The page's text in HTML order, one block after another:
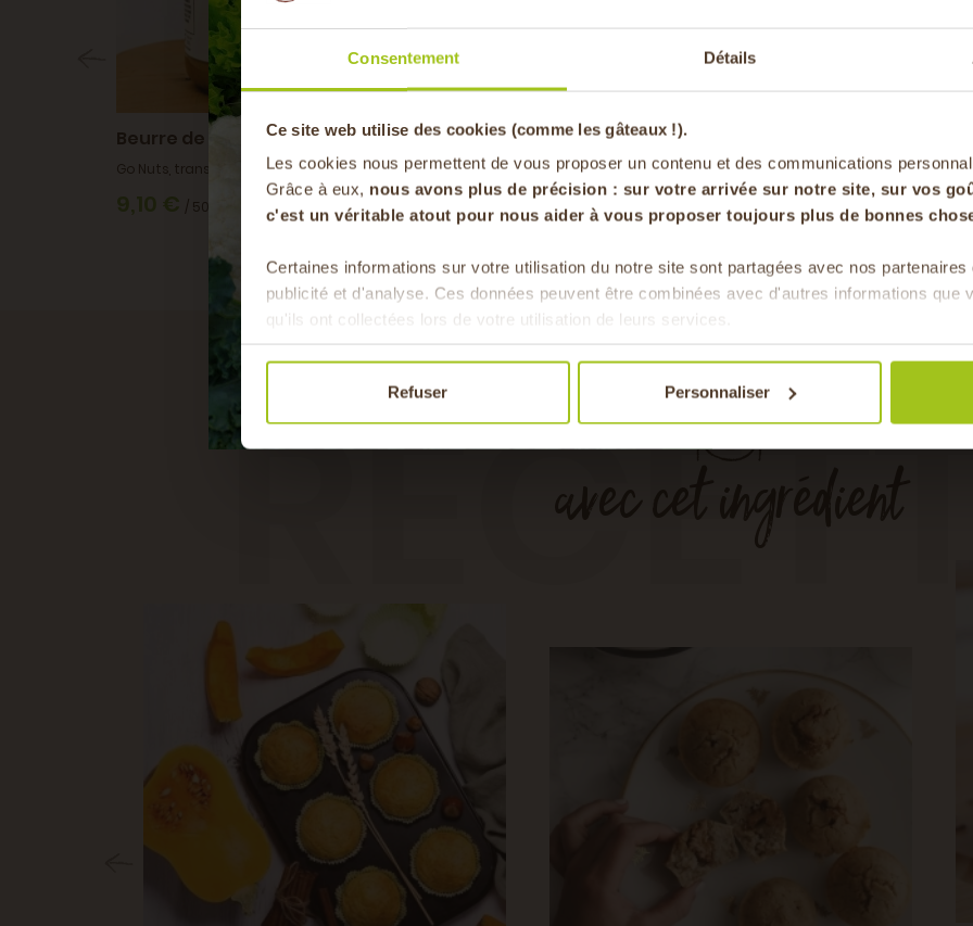
Consentement Détails
Ce site web utilise des cookies (comme les gâteaux !).
Les cookies nous permettent de vous proposer un contenu et des communications
Grâce à eux, nous avons plus de précision : sur votre arrivée sur notre site, sur vos
c'est un véritable atout pour nous aider à vous proposer toujours plus de bonnes
Certaines informations sur votre utilisation du notre site sont partagées avec nos
publicité et d'analyse. Ces données peuvent être combinées avec d'autres informations que
qu'ils ont collectées lors de votre utilisation de leurs services.
Refuser Personnaliser
Beurre de cacahuètes BIO
Go Nuts, transformateur - Genas (69)
9,10 € / 500 gr
Beurre de cacahuètes extra
crunchy BIO
Go Nuts, transformateur - Genas (69)
9,40 €/ 500 gr
Sat'Honey Miel, apiculteur,
Dombes (01)
11,30 €
avec cet ingrédient
-20%
en vous
Pour faire le plein chaque
&